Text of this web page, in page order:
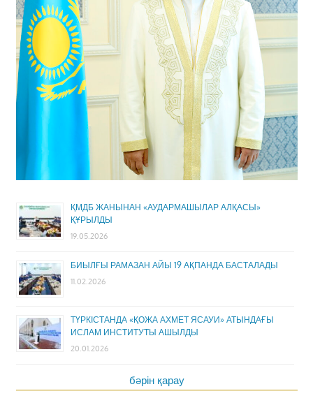
ҚМДБ ЖАНЫНАН «АУДАРМАШЫЛАР АЛҚАСЫ»
ҚҰРЫЛДЫ
19.05.2026
БИЫЛҒЫ РАМАЗАН АЙЫ 19 АҚПАНДА БАСТАЛАДЫ
11.02.2026
ТҮРКІСТАНДА «ҚОЖА АХМЕТ ЯСАУИ» АТЫНДАҒЫ
ИСЛАМ ИНСТИТУТЫ АШЫЛДЫ
20.01.2026
бәрін қарау